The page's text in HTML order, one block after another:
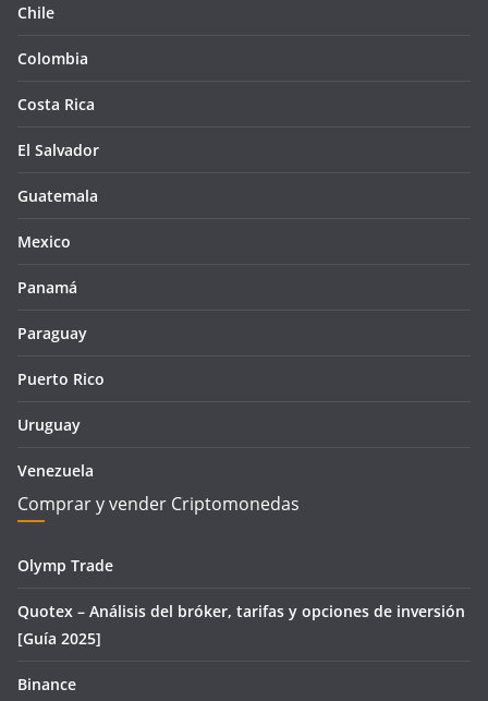
Chile
Colombia
Costa Rica
El Salvador
Guatemala
Mexico
Panamá
Paraguay
Puerto Rico
Uruguay
Venezuela
Comprar y vender Criptomonedas
Olymp Trade
Quotex – Análisis del bróker, tarifas y opciones de inversión
[Guía 2025]
Binance